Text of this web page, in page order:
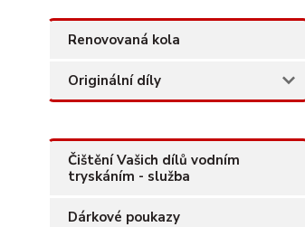
Renovovaná kola
Originální díly
Čištění Vašich dílů vodním
tryskáním - služba
Dárkové poukazy